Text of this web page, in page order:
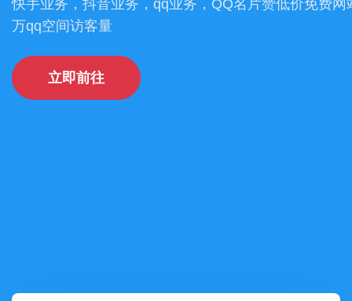
快手业务，抖音业务，qq业务，QQ名片赞低价免费
万qq空间访客量
立即前往